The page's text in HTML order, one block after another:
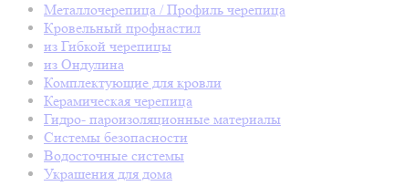
Металлочерепица / Профиль черепица
Кровельный профнастил
из Гибкой черепицы
из Ондулина
Комплектующие для кровли
Керамическая черепица
Гидро- пароизоляционные материалы
Системы безопасности
Водосточные системы
Украшения для дома